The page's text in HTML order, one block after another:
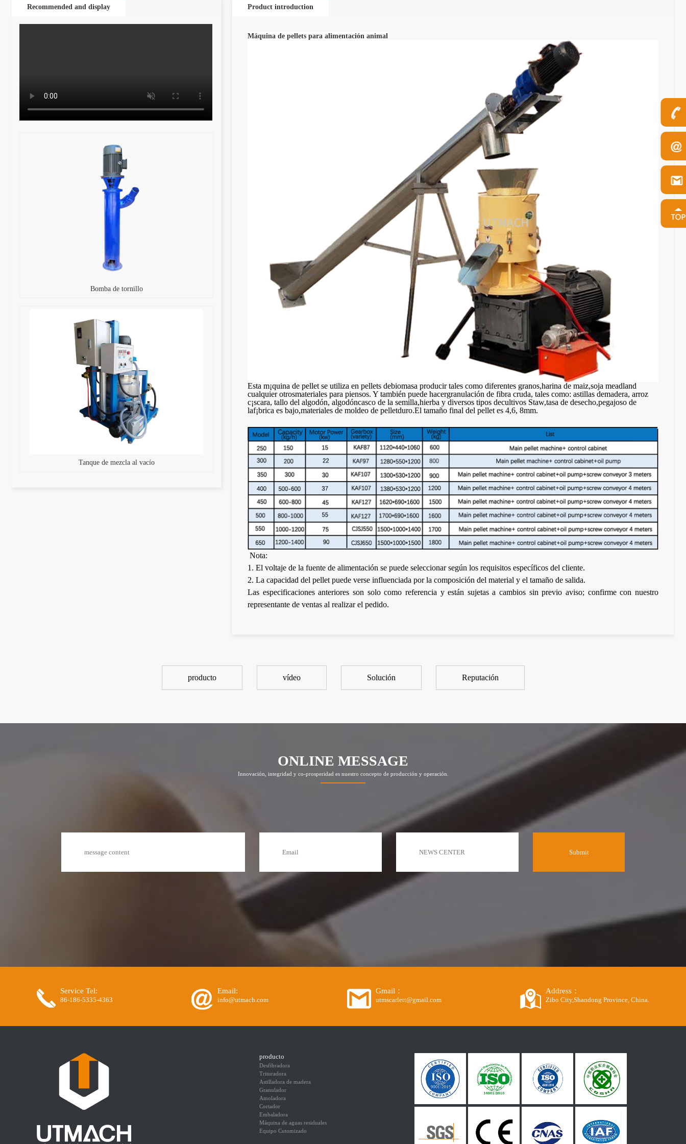
Recommended and display
Bomba de tornillo
Tanque de mezcla al vacío
Product introduction
Máquina de pellets para alimentación animal
Esta m¡quina de pellet se utiliza en pellets debiomasa producir tales como diferentes granos,harina de maiz,soja meadland
cualquier otrosmateriales para piensos. Y también puede hacergranulación de fibra cruda, tales como: astillas demadera, arroz
c¡scara, tallo del algodón, algodóncasco de la semilla,hierba y diversos tipos decultivos Staw,tasa de desecho,pegajoso de
laf¡brica es bajo,materiales de moldeo de pelletduro.El tamaño final del pellet es 4,6, 8mm.
Nota:
1. El voltaje de la fuente de alimentación se puede seleccionar según los requisitos específicos del cliente.
2. La capacidad del pellet puede verse influenciada por la composición del material y el tamaño de salida.
Las especificaciones anteriores son solo como referencia y están sujetas a cambios sin previo aviso; confirme con nuestro
representante de ventas al realizar el pedido.
producto vídeo Solución Reputación
ONLINE MESSAGE
Innovación, integridad y co-prosperidad es nuestro concepto de producción y operación.
Service Tel:
86-186-5335-4363
Email:
info@utmach.com
Gmail：
utmscarlett@gmail.com
Address：
Zibo City,Shandong Province, China.
producto
Desfibradora
Trituradora
Astilladora de madera
Granulador
Amoladora
Cortador
Embaladora
Máquina de aguas residuales
Equipo Cutomizado